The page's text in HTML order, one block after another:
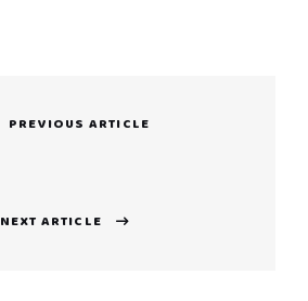
PREVIOUS ARTICLE
NEXT ARTICLE